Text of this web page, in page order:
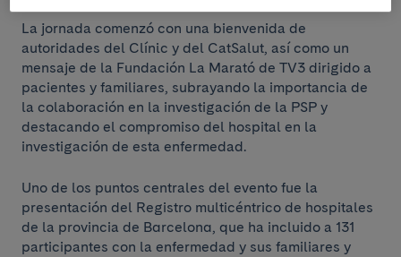
La jornada comenzó con una bienvenida de
autoridades del Clínic y del CatSalut, así como un
mensaje de la Fundación La Marató de TV3 dirigido a
pacientes y familiares, subrayando la importancia de
la colaboración en la investigación de la PSP y
destacando el compromiso del hospital en la
investigación de esta enfermedad.
Uno de los puntos centrales del evento fue la
presentación del Registro multicéntrico de hospitales
de la provincia de Barcelona, que ha incluido a 131
participantes con la enfermedad y sus familiares y